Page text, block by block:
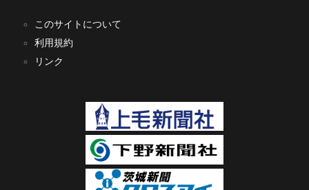
このサイトについて
利用規約
リンク